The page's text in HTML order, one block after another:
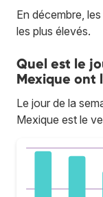
En décembre,
les plus élevés.
Quel est le
Mexique ont
Le jour de la
Mexique est le